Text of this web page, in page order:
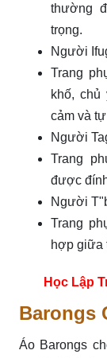
thường
trọng.
Người
Trang
khố,
cảm và
Người
Trang
được
Người
Trang
hợp giữa
Học Lập
Barongs
Áo Barongs